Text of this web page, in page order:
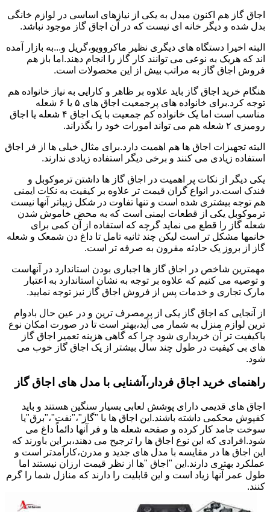
اجاق گاز هم اکنون مبدل به یکی از نیازهای اساسی در لوازم خانگی
بدل شده و دیگر خانه ای نیست که در آن اجاق گاز موجود نباشد.
البته اخیرا دستگاه های دیگری نظیر ماکروویو،گریل و...به بازار آمده
اند که هریک به نوعی می توانند کار گاز را انجام دهند.اما باز هم
فروش اجاق گاز به مراتب بیش از این محصولات است.
هنگام خرید اجاق گاز باید علاوه بر ظاهر و کارایی به نیاز خانواده هم
توجه کرد.برای خانواده های پرجمعیت اجاق های ۵ یا ۶ شعله
مناسب است اما یک خانواده کم جمعیت با یک اجاق ۴ شعله یا اجاق
رومیزی ۲ شعله هم می تواند امورات خود را بگذراند.
البته تجهیزات اجاق ها هم اهمیت دارد.برای مثال خیلی ها از فر اجاق
استفاده زیادی می کنند و برخی دیگر استفاده زیادی ندارند.
یکی دیگر از نکات پر اهمیت در اجاق گاز ها داشتن ترموکوبل و
فندک است.در انواع گران قیمت تر علاوه بر کیفیت به نکات ایمنی
هم توجه بیشتری شده است و تنها تفاوت در شکل زیباتر آنها نیست
ترموکوبل یکی از قطعات ایمنی است که به محض خاموش شدن
شعله گاز را قطع می نماید گرچه که استفاده از آن کمی برای
خانمها مشکل تر است لیکن چند ثانیه تامل تا داغ دن شمعک و شعله
گاز از بروز یک حادثه مقرون به صرفه تر است.
مهمترین شاخص در اجاق گاز ها اجباری بودن استاندارد در آنهاست
و توصیه می کنیم که علاوه بر توجه به نشان استاندارد به اعتبار
مارک تجاری و خدمات پس از فروش اجاق گاز نیز توجه نمایید.
از آنجایی که اجاق گاز یکی از پرمصرف ترین و در عین حال بادوام
ترین لوازم منزل به شمار می آید،بهتر است تا در صورت امکان نوع
باکیفیت تر آن خریداری شود چرا که گاهی هزینه تعمیر اجاق گاز
های بی کیفیت در طول چند سال بیشتر از یک اجاق گاز خوب می
شود.
راهنمای خرید اجاق فردار،آشنایی با مدل های اجاق گاز
اجاق های قدیمی دارای پوشش لعابی بسیار سنگین هستند و باید
کفپوش محکمی داشته باشند.این اجاق ها با "گاز"،"نفت"،"برق"یا
سوخت جامد کار کرده و صفحه شعله ها و فر آنها دائماً داغ می
شود.افرادی که این نوع اجاق ها را ترجیح می دهند،بر این باورند که
این اجاق ها در مقایسه با مدل های جدید و مدرن،کارآمدتر است و
عملکرد بهتری دارند.این "اجاق "ها از نظر قیمت ارزان نیستند اما
طول عمر آنها زیاد است و این قابلیت را دارند که منازل شما را گرم
کنند.